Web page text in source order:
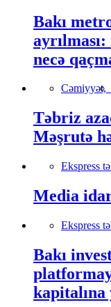
Bakı
necə
Cəmiyyət,
Təbriz
Məşrutə
Ekspress
Media
Ekspress
Bakı